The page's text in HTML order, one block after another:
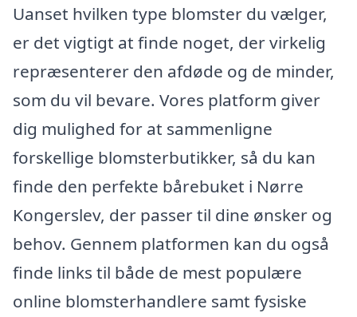
Uanset hvilken type blomster du vælger,
er det vigtigt at finde noget, der virkelig
repræsenterer den afdøde og de minder,
som du vil bevare. Vores platform giver
dig mulighed for at sammenligne
forskellige blomsterbutikker, så du kan
finde den perfekte bårebuket i Nørre
Kongerslev, der passer til dine ønsker og
behov. Gennem platformen kan du også
finde links til både de mest populære
online blomsterhandlere samt fysiske